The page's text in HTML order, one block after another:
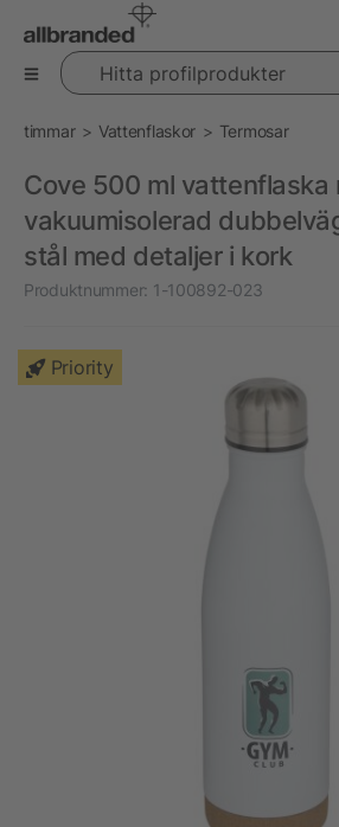
Hitta profilprodukter
timmar Vattenflaskor Termosar
Cove 500 ml vattenflaska
vakuumisolerad
stål med detaljer i kork
Produktnummer: 1-100892-023
Priority